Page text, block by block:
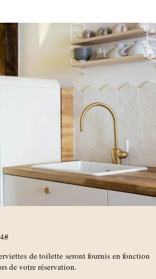
de toilette seront fournis en fonction
de votre réservation.